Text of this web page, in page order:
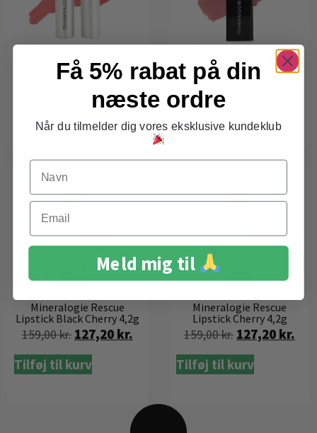
Samba Blushing 5.2ml
159,00kr.127,20kr.
Mineralogie Rescue
Lipstick Amour 4,2g
159,00 kr.127,20kr.
Tilføj til kurv
Mineralogie Rescue
Lipstick Black Cherry 4,2g
159,00kr. 127,20 kr.
Tilføj til kurv
Mineralogie Rescue
Lipstick Cherry 4,2g
159,00kr. 127,20 kr.
Tilføj til kurv
Få 5% rabat på din
næste ordre
Når du tilmelder dig vores eksklusive kundeklub
Navn
Email
Meld mig til